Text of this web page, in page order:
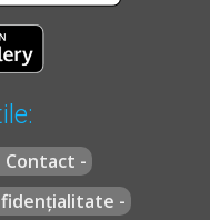
Contact -
-